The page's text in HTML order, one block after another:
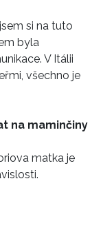
si na tuto
byla
V Itálii
všechno je
na maminčiny
matka je